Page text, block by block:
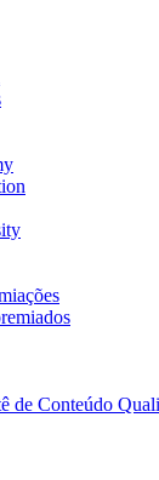
de Conteúdo